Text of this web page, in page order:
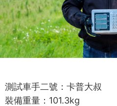
測試車手二號：卡普大叔
裝備重量：101.3kg